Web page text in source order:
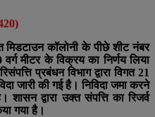
मिडटाउन कॉलोनी के पीछे शीट नंबर
मीटर के विक्रय का निर्णय लिया
प्रबंधन विभाग द्वारा विगत 21
जारी की गई है। निविदा जमा करने
शासन द्वारा उक्त संपत्ति का रिजर्व
गया है।